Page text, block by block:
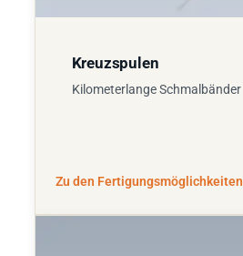
Kreuzspulen
Kilometerlange Schmalbänder
Zu den Fertigungsmöglichkeiten